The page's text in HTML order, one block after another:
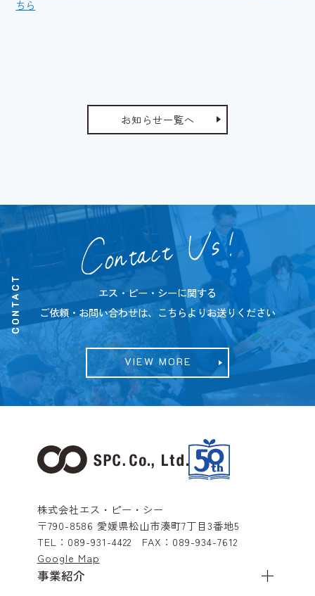
ちら
お知らせ一覧へ
CONTACT
エス・ピー・シーに関する
ご依頼・お問い合わせは、こちらよりお送りください
VIEW MORE
株式会社エス・ピー・シー
〒790-8586 愛媛県松山市湊町7丁目3番地5
TEL： 089-931-4422 FAX： 089-934-7612
Google Map
事業紹介